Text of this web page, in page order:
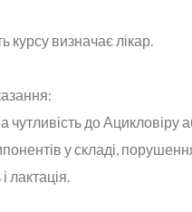
курсу визначає лікар.
чутливість до Ацикловіру
у складі,
лактація.